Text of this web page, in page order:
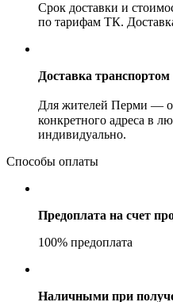
Срок доставки и
по тарифам ТК.
Доставка транспортом
Для жителей Перми —
конкретного адреса в
индивидуально.
Способы оплаты
Предоплата на счет
100% предоплата
Наличными при